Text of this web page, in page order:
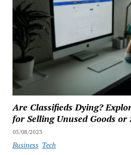
Are Classifieds Dying?
for Selling Unused Goods or
03/08/2023
Business Tech